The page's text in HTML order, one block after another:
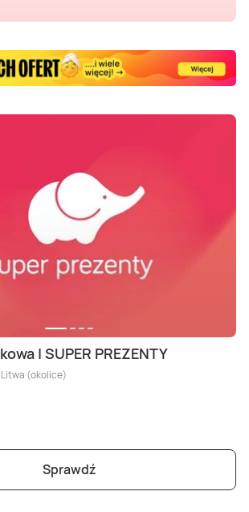
| SUPER PREZENTY
(okolice)
Sprawdź